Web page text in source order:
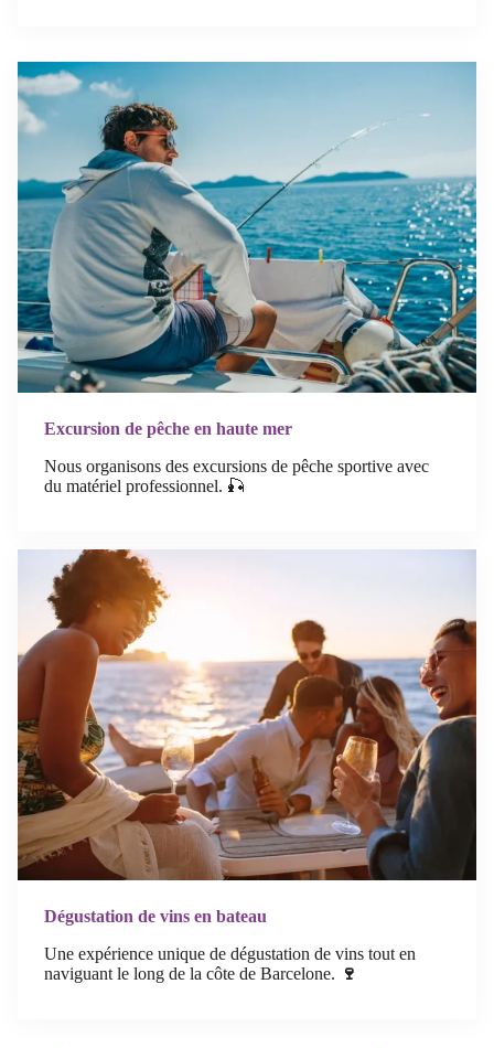
Excursion de pêche en haute mer
Nous organisons des excursions de pêche sportive avec
du matériel professionnel. 🎣
Dégustation de vins en bateau
Une expérience unique de dégustation de vins tout en
naviguant le long de la côte de Barcelone. 🍷